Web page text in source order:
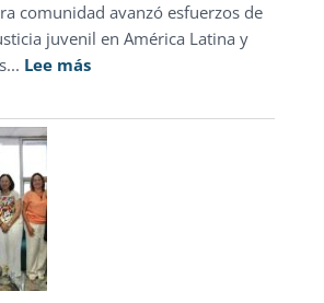
comunidad avanzó esfuerzos de
juvenil en América Latina y
Lee más:
abril